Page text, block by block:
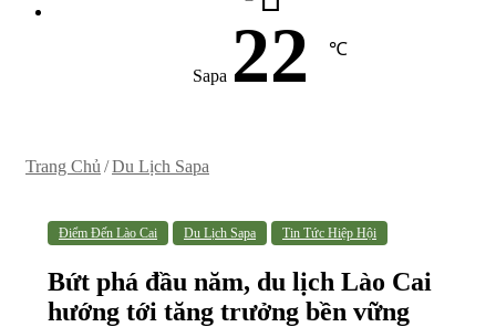
Sapa 22 ℃
Trang Chủ /Du Lịch Sapa
Điểm Đến Lào Cai Du Lịch Sapa Tin Tức Hiệp Hội
Bứt phá đầu năm, du lịch Lào Cai
hướng tới tăng trưởng bền vững